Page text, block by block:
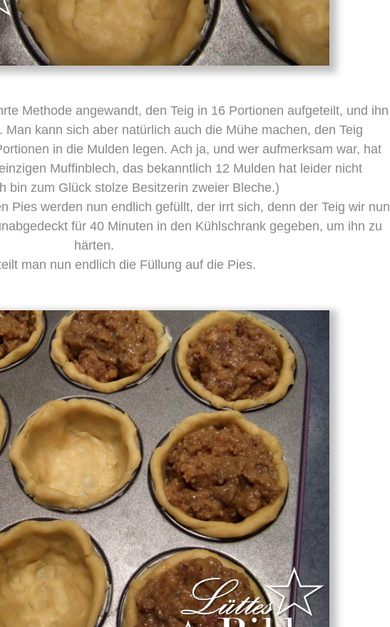
Methode angewandt, den Teig in 16 Portionen aufgeteilt, und ihn
kann sich aber natürlich auch die Mühe machen, den Teig
in die Mulden legen. Ach ja, und wer aufmerksam war, hat
Muffinblech, das bekanntlich 12 Mulden hat leider nicht
bin zum Glück stolze Besitzerin zweier Bleche.)
Pies werden nun endlich gefüllt, der irrt sich, denn der Teig wir nun
für 40 Minuten in den Kühlschrank gegeben, um ihn zu
härten.
man nun endlich die Füllung auf die Pies.